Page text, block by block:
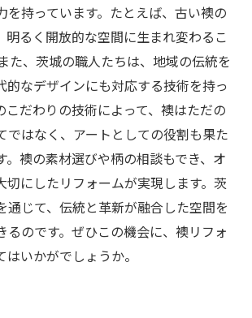
を持っています。たとえば、古い襖の
明るく開放的な空間に生まれ変わるこ
た、茨城の職人たちは、地域の伝統を
的なデザインにも対応する技術を持っ
こだわりの技術によって、襖はただの
ではなく、アートとしての役割も果た
。襖の素材選びや柄の相談もでき、オ
切にしたリフォームが実現します。茨
通じて、伝統と革新が融合した空間を
るのです。ぜひこの機会に、襖リフォ
いかがでしょうか。